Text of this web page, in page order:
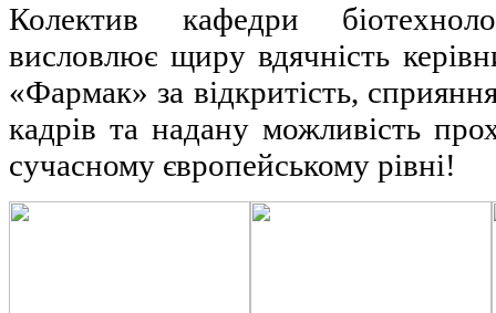
Колектив кафедри
висловлює щиру вдячність
«Фармак» за відкритість,
кадрів та надану можливість
сучасному європейському рівні!